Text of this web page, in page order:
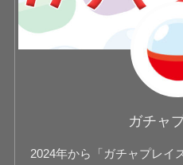
ガチャ
2024年から「ガチャプレイ